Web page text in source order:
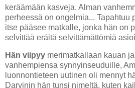
keräämään kasveja, Alman
perheessä on ongelmia... Tapahtuu
itse pääsee matkalle, jonka hän on
selvittää eräitä selvittämättömiä
Hän viipyy merimatkallaan kauan
vanhempiensa synnyinseuduille,
luonnontieteen uutinen oli mennyt
Darvinin hän tunsi nimeltä, kuten